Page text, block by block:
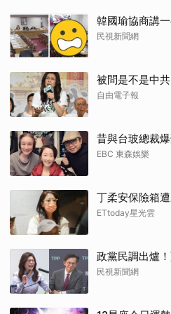
韓國瑜協商講
民視新聞網
被問是不是中
自由電子報
昔與台玻總裁
EBC 東森娛樂
丁柔安保險箱
ETtoday星光雲
政黨民調出爐
民視新聞網